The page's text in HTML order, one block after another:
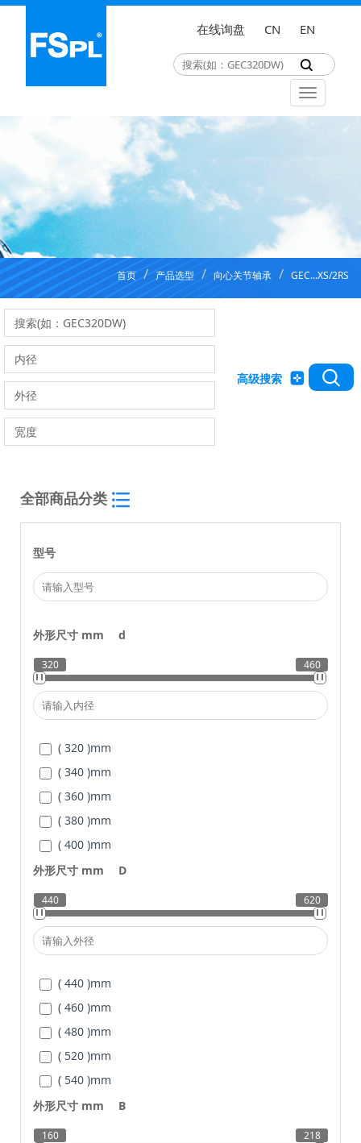
在线询盘 CN EN
首页 产品选型 向心关节轴承 GEC...XS/2RS
高级搜索
全部商品分类
型号
外形尺寸 mm d
320 460
( 320 )mm
( 340 )mm
( 360 )mm
( 380 )mm
( 400 )mm
( 420 )mm
( 440 )
( 460 )mm
外形尺寸 mm D
440 620
( 440 )mm
( 460 )mm
( 480 )mm
( 520 )mm
( 540 )mm
( 560 )mm
( 600 )
外形尺寸 mm B
160 218